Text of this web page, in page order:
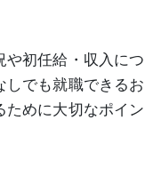
や初任給・収入につ
しでも就職できるお
ために大切なポイン